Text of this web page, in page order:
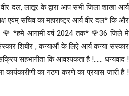
दल, लातूर के द्वारा आप सभी जिला शाखा आर्य
एवंम् सचिव का महाराष्ट्र आर्य वीर दल* कि और
🌹 *हमे आगामी वर्ष 2024 तक* 🌹36 जिले मे
संस्कार शिबीर , कन्याऔं के लिऐ आर्य कन्या संस्कार
सहभागीता कि आवश्यकता है !…… धन्यवाद !
का गठण करणे का प्रयास जारी है !